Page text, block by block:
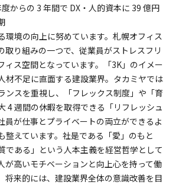
からの 3 年間で DX・人的資本に 39 億円
環境の向上に努めています。札幌オフィス
取り組みの一つで、従業員がストレスフリ
ィス空間となっています。「3K」のイメー
材不足に直面する建設業界。タカミヤでは
ンスを重視し、「フレックス制度」や「育
4 週間の休暇を取得できる「リフレッシュ
員が仕事とプライベートの両立ができるよ
整えています。社是である「愛」のもと
である」という人本主義を経営哲学として
が高いモチベーションと向上心を持って働
将来的には、建設業界全体の意識改善を目